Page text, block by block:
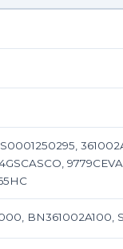
BN361002A100,